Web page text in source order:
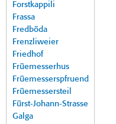
Forstkappili
Frassa
Fredböda
Frenzliweier
Friedhof
Früemesserhus
Früemesserspfruend
Früemessersteil
Fürst-Johann-Strasse
Galga